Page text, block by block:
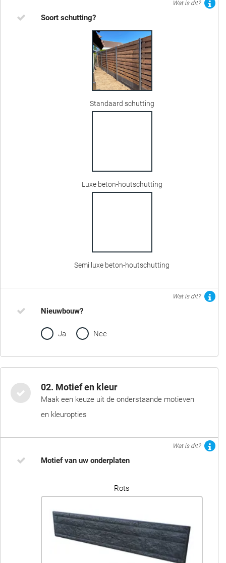
Wat is dit?
Soort schutting?
Standaard schutting
Luxe beton-houtschutting
Semi luxe beton-houtschutting
Wat is dit?
Nieuwbouw?
Ja Nee
02. Motief en kleur
Maak een keuze uit de onderstaande motieven
en kleuropties
Wat is dit?
Motief van uw onderplaten
Rots